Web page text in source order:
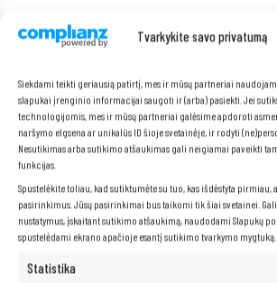
Tvarkykite savo privatumą
Siekdami teikti geriausią patirtį, mes ir mūsų partneriai
slapukai įrenginio informacijai saugoti ir (arba) pasiekti. Jei
technologijomis, mes ir mūsų partneriai galėsime apdoroti
naršymo elgsena ar unikalūs ID šioje svetainėje, ir rodyti
Nesutikimas arba sutikimo atšaukimas gali neigiamai paveikti
funkcijas.
Spustelėkite toliau, kad sutiktumėte su tuo, kas išdėstyta pirmiau,
pasirinkimus. Jūsų pasirinkimai bus taikomi tik šiai svetainei.
nustatymus, įskaitant sutikimo atšaukimą, naudodami Slapukų
spustelėdami ekrano apačioje esantį sutikimo tvarkymo mygtuką.
Statistika
„Intel Core i5-1145G7“ procesorius